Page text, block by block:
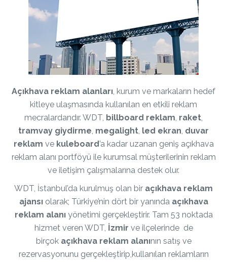
Açıkhava reklam alanları, kurum ve markaların hedef
kitleye ulaşmasında kullanılan en etkili reklam
mecralardandır. WDT, billboard reklam, raket,
tramvay giydirme, megalight, led ekran, duvar
reklam ve kuleboard’a kadar uzanan geniş açıkhava
reklam alanı portföyü ile kurumsal müşterilerinin reklam
ve iletişim çalışmalarına destek olur.
WDT, İstanbul’da kurulmuş olan bir açıkhava reklam
ajansıolarak; Türkiye’nin dört bir yanında açıkhava
reklam alanıyönetimi gerçekleştirir. Tam 53 noktada
hizmet veren WDT, İzmir ve ilçelerinde de
birçok açıkhava reklam alanının satış ve
rezervasyonunu gerçekleştirip,kullanılan reklamların